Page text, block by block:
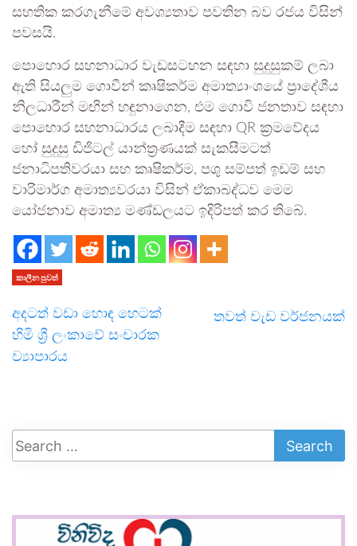
සහතික කරගැනීමේ අවශ්‍යතාව පවතින බව රජය විසින්
පවසයි.
පොහොර සහනාධාර වැඩසටහන සඳහා සුදුසුකම් ලබා
ඇති සියලුම ගොවීන් කෘෂිකර්ම අමාත්‍යාංශයේ ප්‍රාදේශීය
නිලධාරීන් මඟින් හඳුනාගෙන, එම ගොවි ජනතාව සඳහා
පොහොර සහනාධාරය ලබාදීම සඳහා QR ක්‍රමවේදය
හෝ සුදුසු ඩිජිටල් යාන්ත්‍රණයක් සැකසීමටත්
ජනාධිපතිවරයා සහ කෘෂිකර්ම, පශු සම්පත් ඉඩම් සහ
වාරිමාර්ග අමාත්‍යවරයා විසින් ඒකාබද්ධව මෙම
යෝජනාව අමාත්‍ය මණ්ඩලයට ඉදිරිපත් කර තිබේ.
කාලීන පුවත්
අදටත් වඩා හොඳ හෙටක්
හිමි ශ්‍රී ලංකාවේ සංචාරක
ව්‍යාපාරය
තවත් වැඩ වර්ජනයක්